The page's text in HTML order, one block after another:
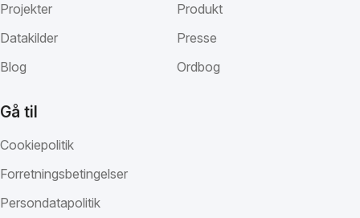
Projekter
Datakilder
Blog
Produkt
Presse
Ordbog
Gå til
Cookiepolitik
Forretningsbetingelser
Persondatapolitik